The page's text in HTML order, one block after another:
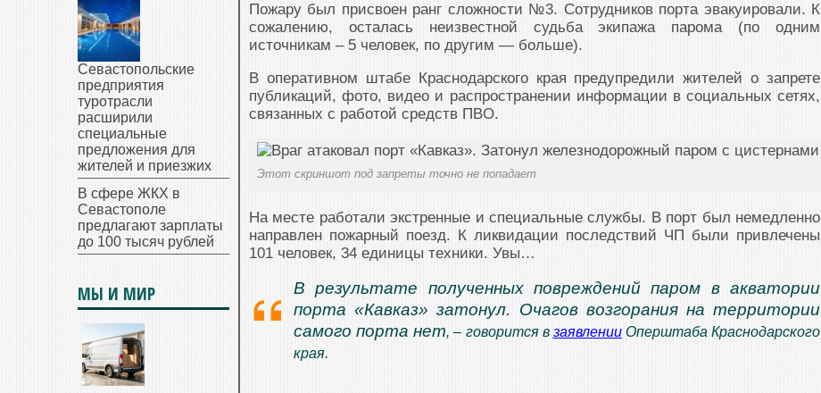
Пожару был присвоен ранг сложности №3. Сотрудников порта эвакуировали. К
сожалению, осталась неизвестной судьба экипажа парома (по одним
источникам – 5 человек, по другим — больше).
В оперативном штабе Краснодарского края предупредили житeлей о запрете
пyбликаций, фотo, видео и распростpaнении информации в coциальных сетях,
связанных с paботой средств ПВO.
Этот скриншот под запреты точно не попадает
На месте работали экстренные и специальные службы. В порт был немедленно
направлен пожарный поезд. К ликвидации последствий ЧП были привлечены
101 человек, 34 единицы техники. Увы…
В результате полученных повреждений паром в акватории
порта «Кавказ» затонул. Очагов возгорания на территории
самого порта нет, – говорится в заявленииОперштаба Краснодарского
края.
Севастопольские
предприятия
туротрасли
расширили
специальные
предложения для
жителей и приезжих
В сфере ЖКХ в
Севастополе
предлагают зарплаты
до 100 тысяч рублей
МЫ И МИР